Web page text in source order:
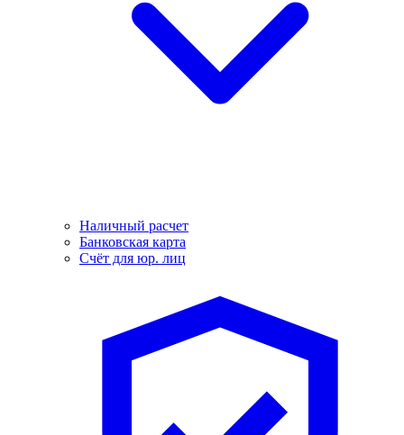
Наличный расчет
Банковская карта
Счёт для юр. лиц